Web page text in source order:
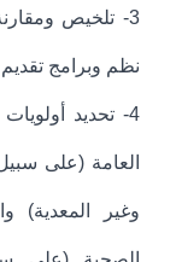
3- تلخيص
نظم وبرامج
4- تحديد
العامة (على
وغير المعدية)